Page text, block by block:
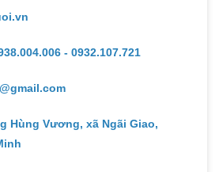
- 0932.107.721
Hùng Vương, xã Ngãi Giao,